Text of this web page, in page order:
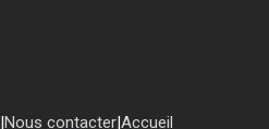
Accueil
|
Nous contacter
|